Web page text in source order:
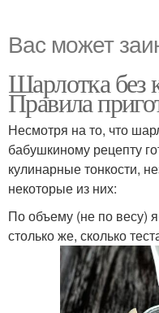
Вас может
Шарлотка без
Правила
Несмотря на то, что
бабушкиному рецепту
кулинарные тонкости,
некоторые из них:
По объему (не по весу)
столько же, сколько